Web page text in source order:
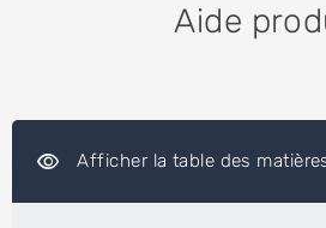
Aide
visibility Afficher la table des